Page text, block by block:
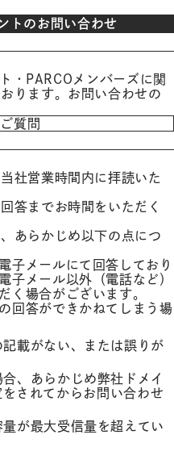
トのお問い合わせ
・PARCOメンバーズに関
ります。お問い合わせの
質問
社営業時間内に拝読いた
答までお時間をいただく
あらかじめ以下の点につ
子メールにて回答しており
子メール以外（電話など）
く場合がございます。
回答ができかねてしまう場
載がない、または誤りが
、あらかじめ弊社ドメイ
されてからお問い合わせ
が最大受信量を超えてい